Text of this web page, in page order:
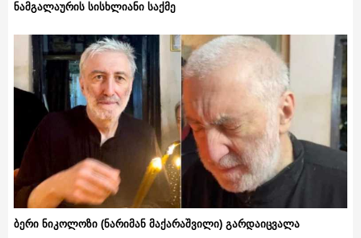
ნამგალაურის სისხლიანი საქმე
ბერი ნიკოლოზი (ნარიმან მაქარაშვილი) გარდაიცვალა